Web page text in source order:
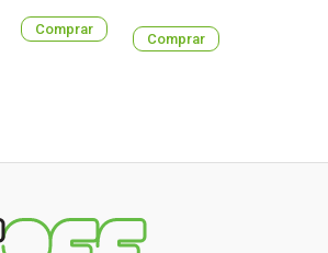
Comprar
Comprar